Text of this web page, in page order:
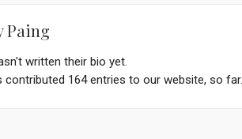
Paing
written their bio yet.
contributed 164 entries to our website, so far.